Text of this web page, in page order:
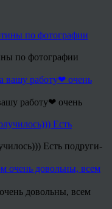
по фотографии
работу❤ очень
Есть подруги-
довольны, всем